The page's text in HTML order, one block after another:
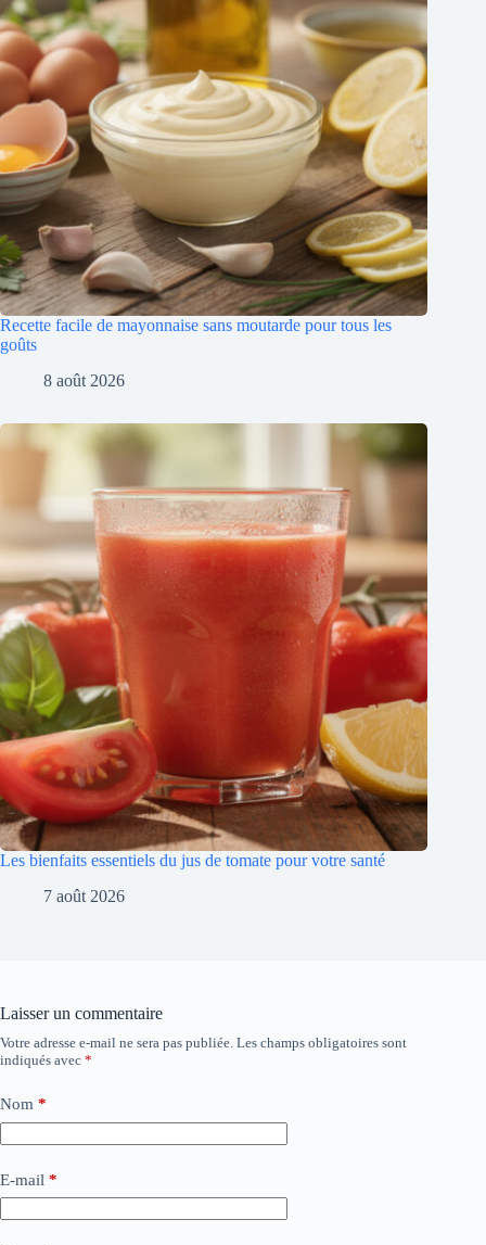
Recette facile de mayonnaise sans moutarde pour tous les
goûts
8 août 2026
Les bienfaits essentiels du jus de tomate pour votre santé
7 août 2026
Laisser un commentaire
Votre adresse e-mail ne sera pas publiée. Les champs obligatoires sont
indiqués avec *
Nom *
E-mail *